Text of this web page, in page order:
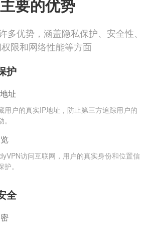
主要的优势
多优势，涵盖隐私保护、安全性、
限和网络性能等方面
护
址
用户的真实IP地址，防止第三方追踪用户的
访问互联网，用户的真实身份和位置信
。
全